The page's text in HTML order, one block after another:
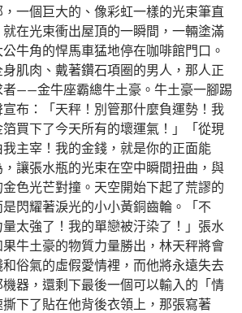
一個巨大的、像彩虹一樣的光束筆直
在光束衝出屋頂的一瞬間，一輛塗滿
牛角的悍馬車猛地停在咖啡館門口。
肌肉、戴著鑽石項圈的男人，那人正
者——金牛座霸總牛土豪。牛土豪一腳踢
布：「天秤！別管那什麼負運勢！我
買下了今天所有的壞運氣！」「從現
主宰！我的金錢，就是你的正面能
讓張水瓶的光束在空中瞬間扭曲，與
色光芒對撞。天空開始下起了荒謬的
閃耀著淚光的小小黃銅齒輪。「不
太強了！我的單戀被汙染了！」張水
牛土豪的物質力量勝出，林天秤將會
俗氣的虛假愛情裡，而他將永遠失去
器，還剩下最後一個可以輸入的「情
下了貼在他背後衣領上，那張寫著